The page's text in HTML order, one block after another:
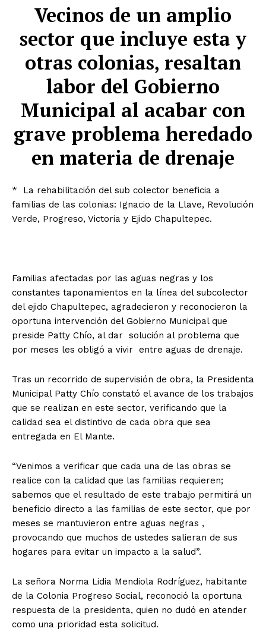
Vecinos de un amplio
sector que incluye esta y
otras colonias, resaltan
labor del Gobierno
Municipal al acabar con
grave problema heredado
en materia de drenaje
* La rehabilitación del sub colector beneficia a
familias de las colonias: Ignacio de la Llave, Revolución
Verde, Progreso, Victoria y Ejido Chapultepec.
Familias afectadas por las aguas negras y los
constantes taponamientos en la línea del subcolector
del ejido Chapultepec, agradecieron y reconocieron la
oportuna intervención del Gobierno Municipal que
preside Patty Chío, al dar solución al problema que
por meses les obligó a vivir entre aguas de drenaje.
Tras un recorrido de supervisión de obra, la Presidenta
Municipal Patty Chío constató el avance de los trabajos
que se realizan en este sector, verificando que la
calidad sea el distintivo de cada obra que sea
entregada en El Mante.
“Venimos a verificar que cada una de las obras se
realice con la calidad que las familias requieren;
sabemos que el resultado de este trabajo permitirá un
beneficio directo a las familias de este sector, que por
meses se mantuvieron entre aguas negras ,
provocando que muchos de ustedes salieran de sus
hogares para evitar un impacto a la salud”.
La señora Norma Lidia Mendiola Rodríguez, habitante
de la Colonia Progreso Social, reconoció la oportuna
respuesta de la presidenta, quien no dudó en atender
como una prioridad esta solicitud.